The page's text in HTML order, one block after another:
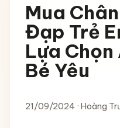
Mua
Đạp Trẻ
Lựa Chọn
Bé Yêu
21/09/2024 · Hoàng